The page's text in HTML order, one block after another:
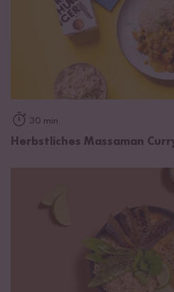
30 min
Herbstliches Massaman